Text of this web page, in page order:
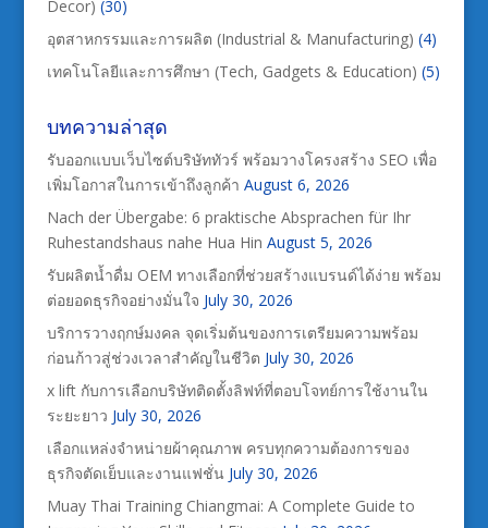
Decor) (30)
อุตสาหกรรมและการผลิต (Industrial & Manufacturing) (4)
เทคโนโลยีและการศึกษา (Tech, Gadgets & Education) (5)
บทความล่าสุด
รับออกแบบเว็บไซต์บริษัททัวร์ พร้อมวางโครงสร้าง SEO เพื่อ
เพิ่มโอกาสในการเข้าถึงลูกค้า August 6, 2026
Nach der Übergabe: 6 praktische Absprachen für Ihr
Ruhestandshaus nahe Hua Hin August 5, 2026
รับผลิตน้ำดื่ม OEM ทางเลือกที่ช่วยสร้างแบรนด์ได้ง่าย พร้อม
ต่อยอดธุรกิจอย่างมั่นใจ July 30, 2026
บริการวางฤกษ์มงคล จุดเริ่มต้นของการเตรียมความพร้อม
ก่อนก้าวสู่ช่วงเวลาสำคัญในชีวิต July 30, 2026
x lift กับการเลือกบริษัทติดตั้งลิฟท์ที่ตอบโจทย์การใช้งานใน
ระยะยาว July 30, 2026
เลือกแหล่งจำหน่ายผ้าคุณภาพ ครบทุกความต้องการของ
ธุรกิจตัดเย็บและงานแฟชั่น July 30, 2026
Muay Thai Training Chiangmai: A Complete Guide to